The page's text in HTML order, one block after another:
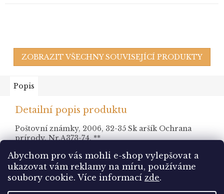
Abychom pro vás mohli e-shop vylepšovat a
ukazovat vám reklamy na míru, používáme
soubory cookie. Více informací zde.
ZOBRAZIT VŠECHNY SOUVISEJÍCÍ PRODUKTY
Popis
Detailní popis produktu
Poštovní známky, 2006, 32-35 Sk aršík Ochrana
prírody, Nr.A373-74, **